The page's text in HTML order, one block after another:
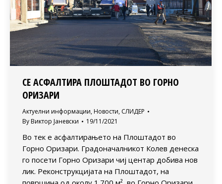
СЕ АСФАЛТИРА ПЛОШТАДОТ ВО ГОРНО
ОРИЗАРИ
Актуелни информации, Новости, СЛИДЕР
By Виктор Јаневски 19/11/2021
Во тек е асфалтирањето на Плоштадот во
Горно Оризари. Градоначалникот Колев денеска
го посети Горно Оризари чиј центар добива нов
лик. Реконструкцијата на Плоштадот, на